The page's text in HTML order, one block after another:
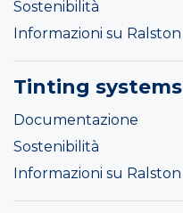
Sostenibilità
Informazioni su Ralston
Tinting systems
Documentazione
Sostenibilità
Informazioni su Ralston